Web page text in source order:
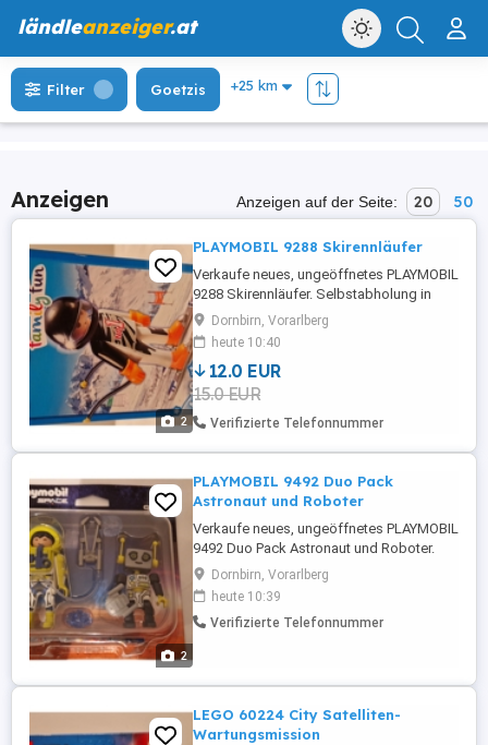
ländleanzeiger.at
Filter Goetzis
Anzeigen Anzeigen auf der Seite: 20 50
2
PLAYMOBIL 9288 Skirennläufer
Verkaufe neues, ungeöffnetes PLAYMOBIL
9288 Skirennläufer. Selbstabholung in
Dornbirn-Haselstauden
Dornbirn, Vorarlberg
heute 10:40
12.0 EUR
15.0 EUR
Verifizierte Telefonnummer
2
PLAYMOBIL 9492 Duo Pack
Astronaut und Roboter
Verkaufe neues, ungeöffnetes PLAYMOBIL
9492 Duo Pack Astronaut und Roboter.
Selbstabholung in Dornbirn-Haselstauden
Dornbirn, Vorarlberg
heute 10:39
Verifizierte Telefonnummer
LEGO 60224 City Satelliten-
Wartungsmission